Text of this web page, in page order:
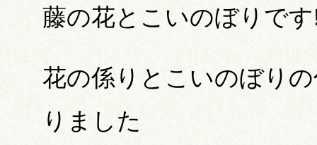
藤の花とこいのぼりで
花の係りとこいのぼり
りました